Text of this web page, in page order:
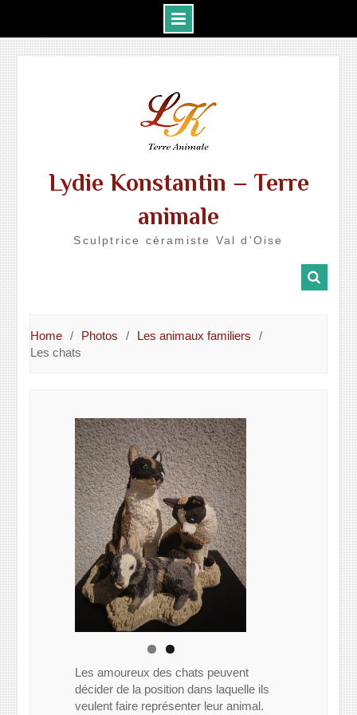
Lydie Konstantin – Terre
animale
Sculptrice céramiste Val d'Oise
Home Photos
Les animaux familiers
Les chats
Les amoureux des chats peuvent
décider de la position dans laquelle ils
veulent faire représenter leur animal.